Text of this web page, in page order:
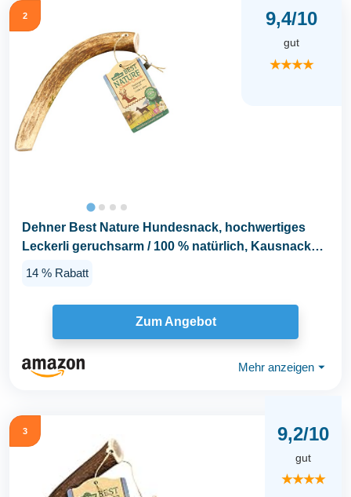
2 9,4/10
gut
★★★★
Dehner Best Nature Hundesnack, hochwertiges
Leckerli geruchsarm / 100 % natürlich, Kausnack
14 % Rabatt
Zum Angebot
Mehr anzeigen ⏷
3 9,2/10
gut
★★★★